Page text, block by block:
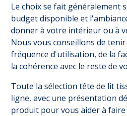
Le choix se fait généralement
budget disponible et
donner à votre intérieur ou à
Nous vous conseillons de
fréquence d'utilisation, de la
la cohérence avec le reste de
Toute la sélection tête de lit
ligne, avec une présentation
produit pour vous aider à faire